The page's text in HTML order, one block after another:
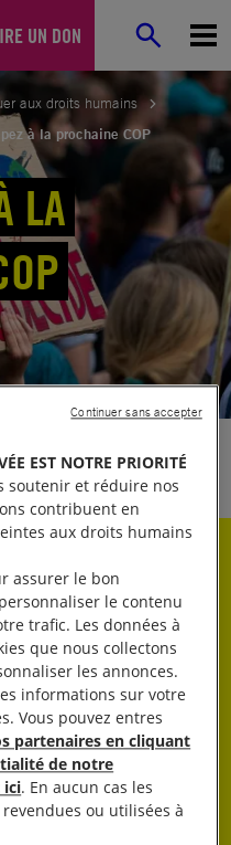
UN DON
aux droits humains
à la prochaine COP
LA
hebdo.
OK
EST NOTRE PRIORITÉ
soutenir et réduire nos
contribuent en
aux droits humains
assurer le bon
le contenu
trafic. Les données à
que nous collectons
les annonces.
informations sur votre
Vous pouvez entres
partenaires en cliquant
de notre
ici. En aucun cas les
ou utilisées à
Continuer sans accepter